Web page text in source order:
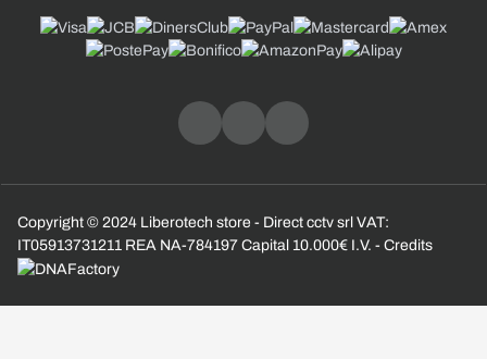
Copyright © 2024 Liberotech store - Direct cctv srl VAT:
IT05913731211 REA NA-784197 Capital 10.000€ I.V. - Credits